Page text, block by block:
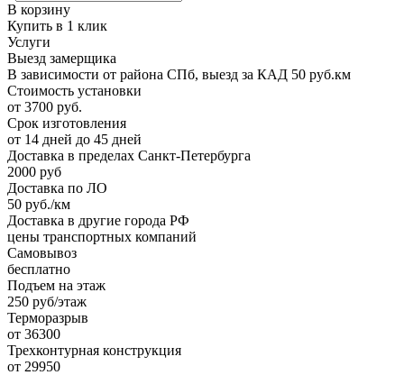
В корзину
Купить в 1 клик
Услуги
Выезд замерщика
В зависимости от района СПб, выезд за КАД 50 руб.км
Стоимость установки
от 3700 руб.
Срок изготовления
от 14 дней до 45 дней
Доставка в пределах Санкт-Петербурга
2000 руб
Доставка по ЛО
50 руб./км
Доставка в другие города РФ
цены транспортных компаний
Самовывоз
бесплатно
Подъем на этаж
250 руб/этаж
Терморазрыв
от 36300
Трехконтурная конструкция
от 29950